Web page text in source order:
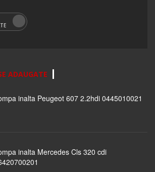
ADAUGATE
inalta Peugeot 607 2.2hdi 0445010021
inalta Mercedes Cls 320 cdi